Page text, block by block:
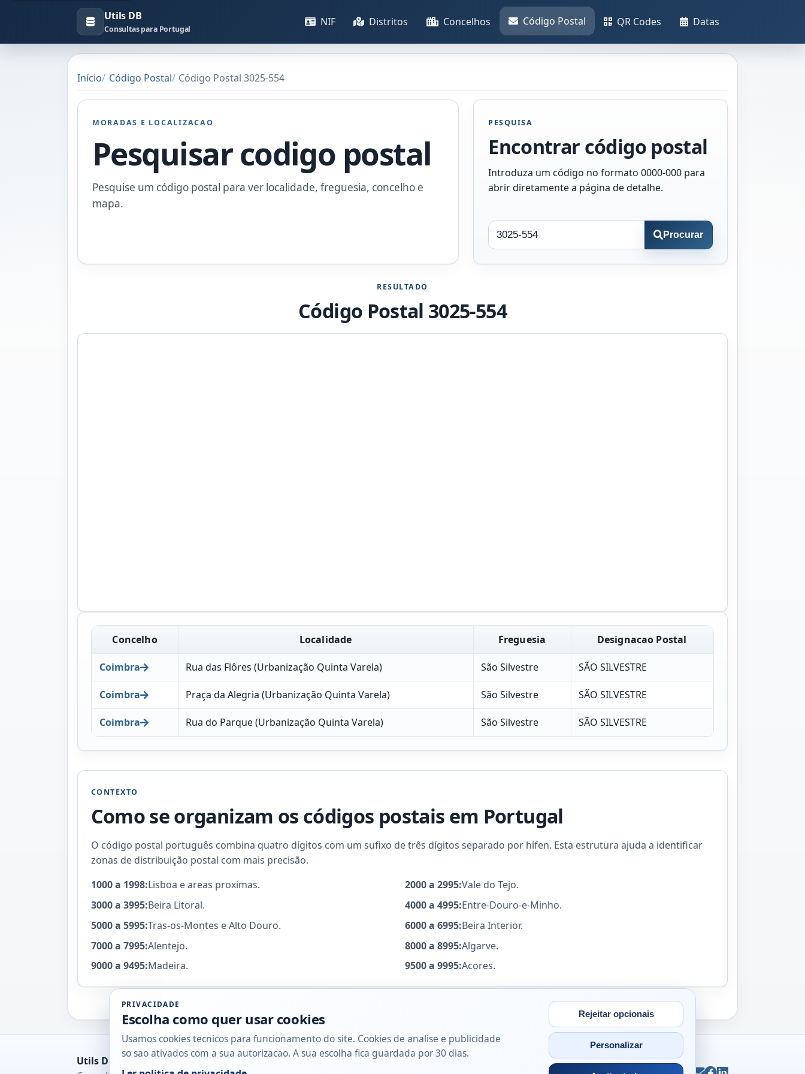
Utils DB
Consultas para Portugal
NIF Distritos Concelhos Código Postal QR Codes Datas
Início Código Postal Código Postal 3025-554
MORADAS E LOCALIZACAO
Pesquisar codigo postal
Pesquise um código postal para ver localidade, freguesia, concelho e
mapa.
PESQUISA
Encontrar código postal
Introduza um código no formato 0000-000 para
abrir diretamente a página de detalhe.
Procurar
RESULTADO
Código Postal 3025-554
Concelho Localidade Freguesia Designacao Postal
Coimbra Rua das Flôres (Urbanização Quinta Varela) São Silvestre SÃO SILVESTRE
Coimbra Praça da Alegria (Urbanização Quinta Varela) São Silvestre SÃO SILVESTRE
Coimbra Rua do Parque (Urbanização Quinta Varela) São Silvestre SÃO SILVESTRE
CONTEXTO
Como se organizam os códigos postais em Portugal
O código postal português combina quatro dígitos com um sufixo de três dígitos separado por hífen. Esta estrutura ajuda a identificar
zonas de distribuição postal com mais precisão.
1000 a 1998:Lisboa e areas proximas. 2000 a 2995:Vale do Tejo.
3000 a 3995:Beira Litoral. 4000 a 4995:Entre-Douro-e-Minho.
5000 a 5995:Tras-os-Montes e Alto Douro. 6000 a 6995:Beira Interior.
7000 a 7995:Alentejo. 8000 a 8995:Algarve.
9000 a 9495:Madeira. 9500 a 9995:Acores.
Utils DB
PRIVACIDADE
Escolha como quer usar cookies
Usamos cookies tecnicos para funcionamento do site. Cookies de analise e publicidade
so sao ativados com a sua autorizacao. A sua escolha fica guardada por 30 dias.
Rejeitar opcionais
Personalizar